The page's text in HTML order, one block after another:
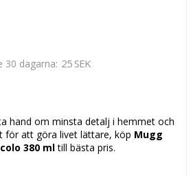
30 dagarna 25 SEK
hand om minsta detalj i hemmet och
för att göra livet lättare, köp Mugg
380 mltill bästa pris.